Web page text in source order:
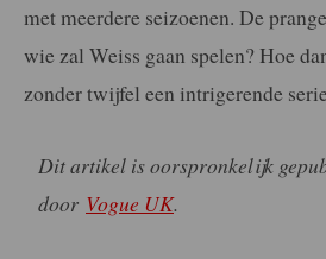
met meerdere seizoenen. De
wie zal Weiss gaan spelen? Hoe
zonder twijfel een intrigerende
Dit artikel is oorspronkelijk
door Vogue UK.